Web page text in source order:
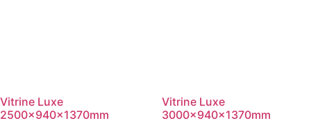
Vitrine Luxe
2500x940x1370mm
Vitrine Luxe
3000x940x1370mm